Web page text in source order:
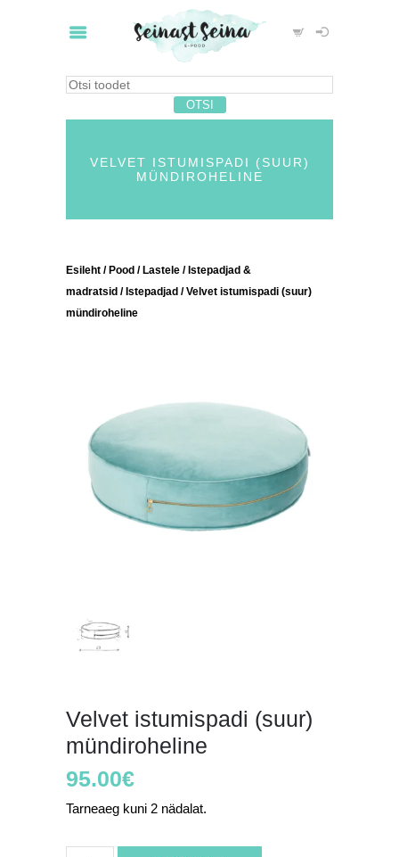
VELVET ISTUMISPADI (SUUR)
MÜNDIROHELINE
Esileht / Pood / Lastele / Istepadjad &
madratsid / Istepadjad / Velvet istumispadi (suur)
mündiroheline
Velvet istumispadi (suur)
mündiroheline
95.00€
Tarneaeg kuni 2 nädalat.